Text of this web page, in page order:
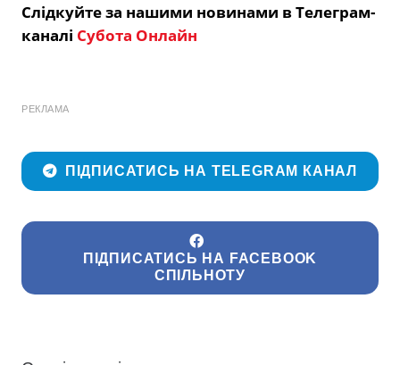
Слідкуйте за нашими новинами в Телеграм-
каналі Субота Онлайн
РЕКЛАМА
ПІДПИСАТИСЬ НА TELEGRAM КАНАЛ
ПІДПИСАТИСЬ НА FACEBOOK
СПІЛЬНОТУ